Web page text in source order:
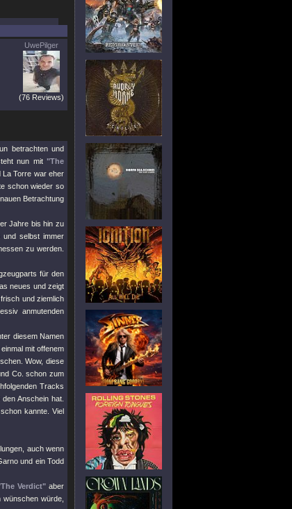
UwePilger
(76 Reviews)
betrachten und
nun mit "The
La Torre war eher
schon wieder so
Betrachtung
Jahre bis hin zu
und selbst immer
zu werden.
für den
neues und zeigt
und ziemlich
anmutenden
diesem Namen
mit offenem
Wow, diese
Co. schon zum
Tracks
Anschein hat.
kannte. Viel
auch wenn
und ein Todd
Verdict" aber
würde,